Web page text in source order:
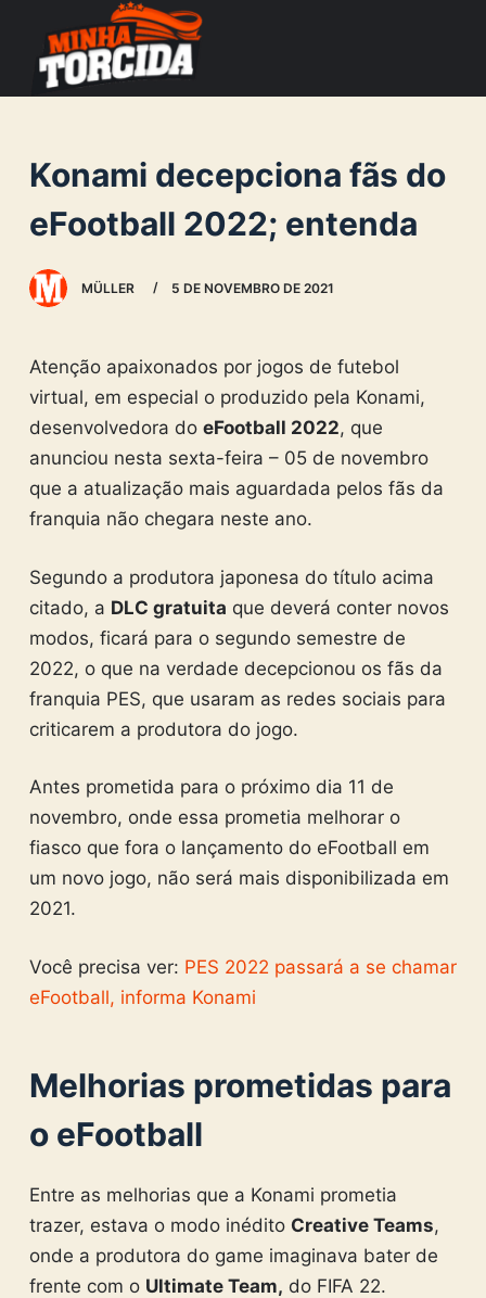
o
n
Konami decepciona fãs do
eFootball 2022; entenda
MÜLLER 5 DE NOVEMBRO DE 2021
Atenção apaixonados por jogos de futebol
virtual, em especial o produzido pela Konami,
desenvolvedora do eFootball 2022, que
anunciou nesta sexta-feira – 05 de novembro
que a atualização mais aguardada pelos fãs da
franquia não chegara neste ano.
Segundo a produtora japonesa do título acima
citado, a DLC gratuita que deverá conter novos
modos, ficará para o segundo semestre de
2022, o que na verdade decepcionou os fãs da
franquia PES, que usaram as redes sociais para
criticarem a produtora do jogo.
Antes prometida para o próximo dia 11 de
novembro, onde essa prometia melhorar o
fiasco que fora o lançamento do eFootball em
um novo jogo, não será mais disponibilizada em
2021.
Você precisa ver: PES 2022 passará a se chamar
eFootball, informa Konami
Melhorias prometidas para
o eFootball
Entre as melhorias que a Konami prometia
trazer, estava o modo inédito Creative Teams,
onde a produtora do game imaginava bater de
frente com o Ultimate Team, do FIFA 22.